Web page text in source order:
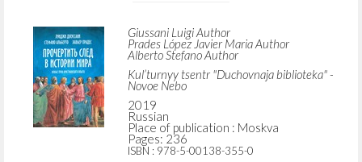
Giussani Luigi Author
Prades López Javier Maria Author
Alberto Stefano Author
Kul’turnyy tsentr "Duchovnaja biblioteka" -
Novoe Nebo
2019
Russian
Place of publication : Moskva
Pages: 236
ISBN : 978-5-00138-355-0